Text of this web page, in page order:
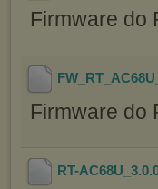
Firmware do
Firmware do
RT-